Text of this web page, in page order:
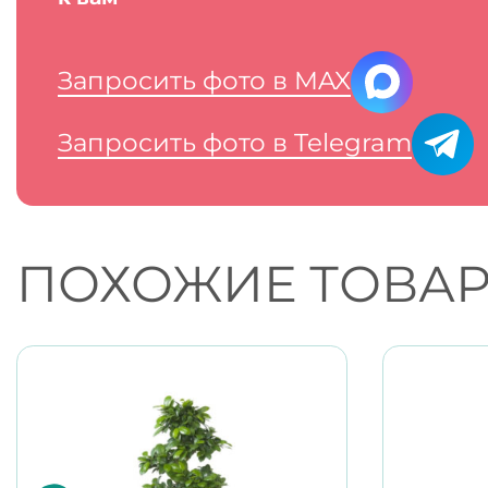
Запросить фото в MAX
Запросить фото в Telegram
ПОХОЖИЕ